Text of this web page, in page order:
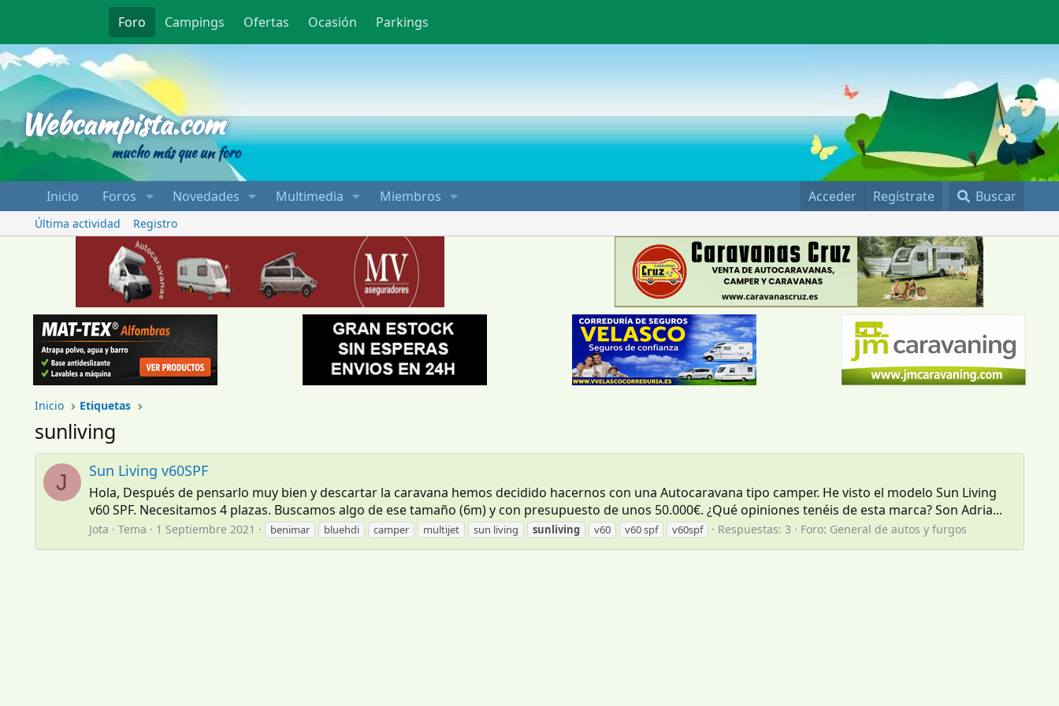
Foro Campings Ofertas Ocasión Parkings
Webcampista.com
mucho más que un foro
Inicio Foros Novedades Multimedia Miembros Acceder Regístrate Buscar
Última actividad Registro
Inicio Etiquetas
sunliving
J Sun Living v60SPF
Hola, Después de pensarlo muy bien y descartar la caravana hemos decidido hacernos con una Autocaravana tipo camper. He visto el modelo Sun Living
v60 SPF. Necesitamos 4 plazas. Buscamos algo de ese tamaño (6m) y con presupuesto de unos 50.000€. ¿Qué opiniones tenéis de esta marca? Son Adria...
Jota Tema 1 Septiembre 2021 benimar bluehdi camper multijet sun living sunliving v60 v60 spf v60spf Respuestas: 3 Foro: General de autos y furgos